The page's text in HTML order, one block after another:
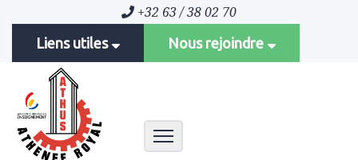
+32 63 / 38 02 70
Liens utiles Nous rejoindre
Toggle navigation